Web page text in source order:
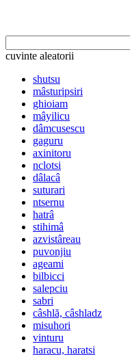
cuvinte aleatorii
shutsu
mâsturipsiri
ghioiam
mâyilicu
dâmcusescu
gaguru
axinitoru
nclotsi
dâlacâ
suturari
ntsernu
hatrâ
stihimâ
azvistâreau
puvonjiu
ageami
bilbicci
salepciu
sabri
câshlă, câshladz
misuhori
vinturu
haracu, haratsi